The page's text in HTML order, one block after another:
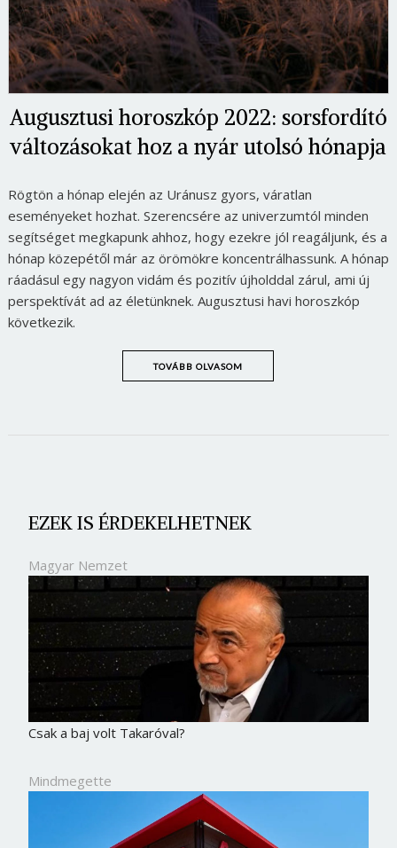
Augusztusi horoszkóp 2022: sorsfordító
változásokat hoz a nyár utolsó hónapja
Rögtön a hónap elején az Uránusz gyors, váratlan
eseményeket hozhat. Szerencsére az univerzumtól minden
segítséget megkapunk ahhoz, hogy ezekre jól reagáljunk, és a
hónap közepétől már az örömökre koncentrálhassunk. A hónap
ráadásul egy nagyon vidám és pozitív újholddal zárul, ami új
perspektívát ad az életünknek. Augusztusi havi horoszkóp
következik.
TOVÁBB OLVASOM
EZEK IS ÉRDEKELHETNEK
Magyar Nemzet
Csak a baj volt Takaróval?
Mindmegette